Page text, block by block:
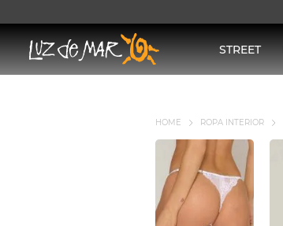
STREET
ROPA INTERIOR